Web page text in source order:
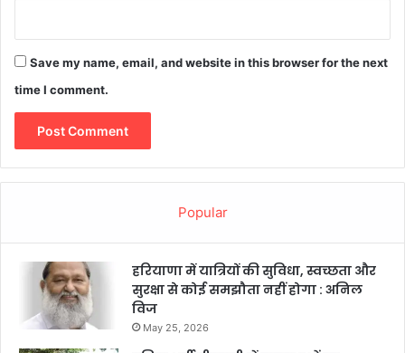
Save my name, email, and website in this browser for the next
time I comment.
Popular
हरियाणा में यात्रियों की सुविधा, स्वच्छता और
सुरक्षा से कोई समझौता नहीं होगा : अनिल
विज
May 25, 2026